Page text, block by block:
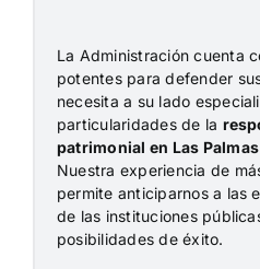
La Administración cuenta
potentes para defender
necesita a su lado
particularidades de la
patrimonial en Las Palmas
Nuestra experiencia de
permite anticiparnos a las
de las instituciones
posibilidades de éxito.